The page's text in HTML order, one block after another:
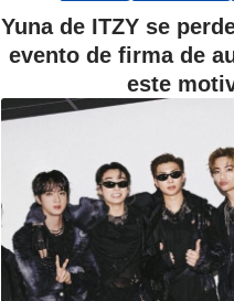
Yuna de ITZY se
evento de firma de
este